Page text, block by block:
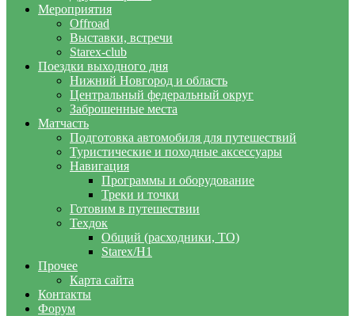
Мероприятия
Offroad
Выставки, встречи
Starex-club
Поездки выходного дня
Нижний Новгород и область
Центральный федеральный округ
Заброшенные места
Матчасть
Подготовка автомобиля для путешествий
Туристические и походные аксессуары
Навигация
Программы и оборудование
Треки и точки
Готовим в путешествии
Техдок
Общий (расходники, ТО)
Starex/H1
Прочее
Карта сайта
Контакты
Форум